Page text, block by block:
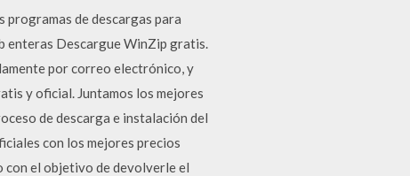
programas de descargas para
enteras Descargue WinZip gratis.
por correo electrónico, y
y oficial. Juntamos los mejores
de descarga e instalación del
con los mejores precios
el objetivo de devolverle el